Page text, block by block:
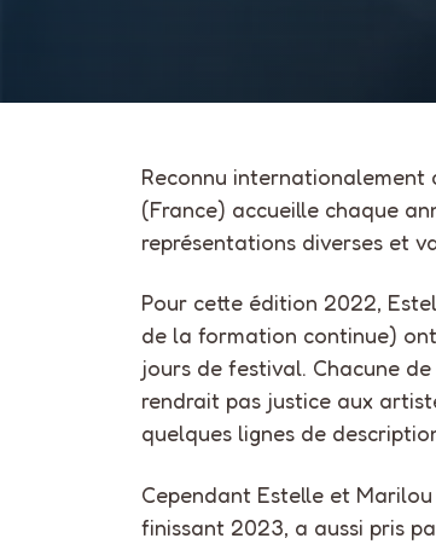
Reconnu internationalement
(France) accueille chaque
représentations diverses et
Pour cette édition 2022,
de la formation continue) ont
jours de festival. Chacune
rendrait pas justice aux
quelques lignes de
Cependant Estelle et Marilou
finissant 2023, a aussi pris